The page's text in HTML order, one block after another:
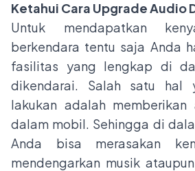
Ketahui Cara Upgrade Audio
Untuk mendapatkan
berkendara tentu saja Anda
fasilitas yang lengkap di
dikendarai. Salah satu hal
lakukan adalah
dalam mobil. Sehingga di
Anda bisa merasakan
mendengarkan musik